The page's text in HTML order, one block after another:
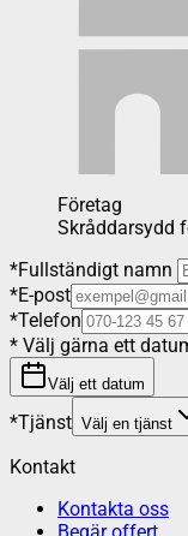
Företag
Skråddarsydd
*Fullständigt namn
*E-post
*Telefon
* Välj gärna ett
Välj ett datum
*Tjänst Välj en tjänst
Kontakt
Kontakta oss